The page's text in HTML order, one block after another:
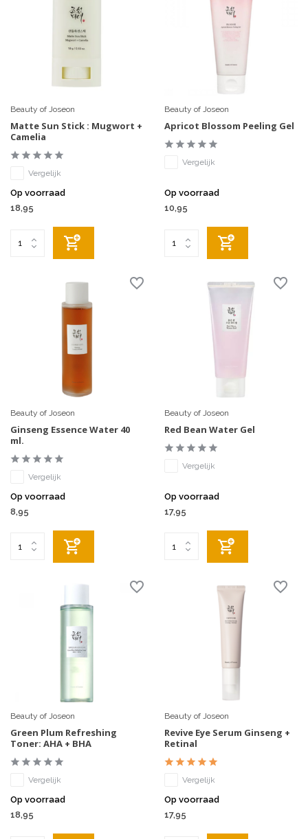
Beauty of Joseon
Matte Sun Stick : Mugwort +
Camelia
Vergelijk
Op voorraad
18,95
Beauty of Joseon
Apricot Blossom Peeling Gel
Vergelijk
Op voorraad
10,95
Beauty of Joseon
Ginseng Essence Water 40
ml.
Vergelijk
Op voorraad
8,95
Beauty of Joseon
Red Bean Water Gel
Vergelijk
Op voorraad
17,95
Beauty of Joseon
Green Plum Refreshing
Toner: AHA + BHA
Vergelijk
Op voorraad
18,95
Beauty of Joseon
Revive Eye Serum Ginseng +
Retinal
Vergelijk
Op voorraad
17,95